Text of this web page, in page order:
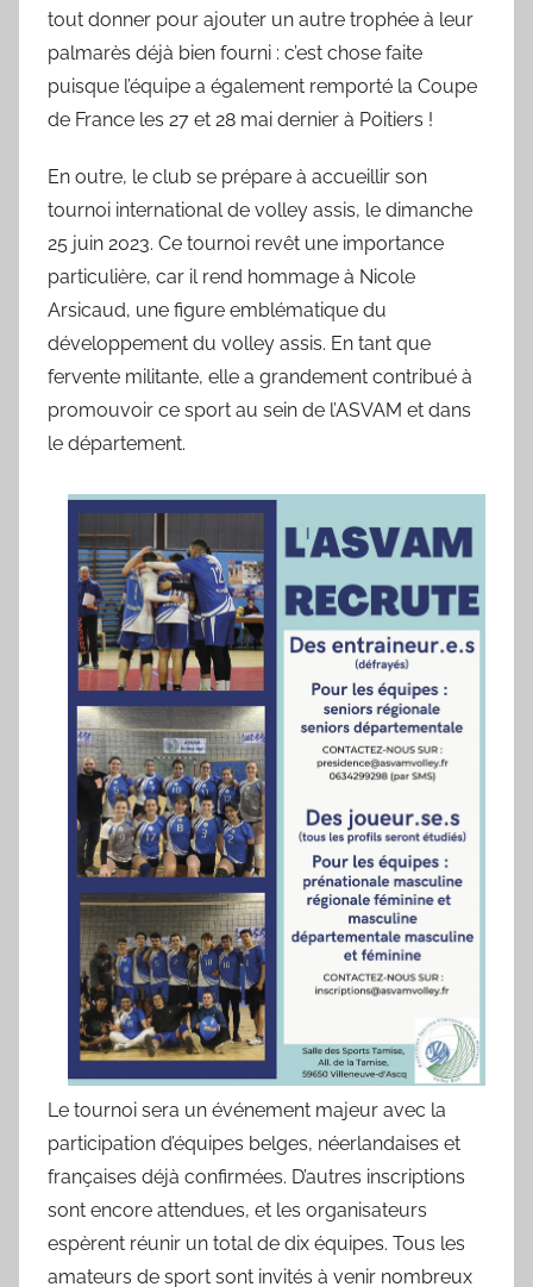
tout donner pour ajouter un autre trophée à leur
palmarès déjà bien fourni : c’est chose faite
puisque l’équipe a également remporté la Coupe
de France les 27 et 28 mai dernier à Poitiers !
En outre, le club se prépare à accueillir son
tournoi international de volley assis, le dimanche
25 juin 2023. Ce tournoi revêt une importance
particulière, car il rend hommage à Nicole
Arsicaud, une figure emblématique du
développement du volley assis. En tant que
fervente militante, elle a grandement contribué à
promouvoir ce sport au sein de l’ASVAM et dans
le département.
Le tournoi sera un événement majeur avec la
participation d’équipes belges, néerlandaises et
françaises déjà confirmées. D’autres inscriptions
sont encore attendues, et les organisateurs
espèrent réunir un total de dix équipes. Tous les
amateurs de sport sont invités à venir nombreux